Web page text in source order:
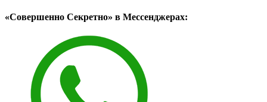
«Совершенно Секретно» в Мессенджерах: